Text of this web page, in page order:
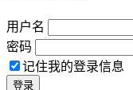
用户名
密码
记住我的登录信息